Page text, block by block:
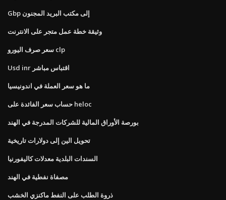
Gbp إلى مكتب البريد المجنون
وثيقة خطة عمل متجر على الانترنت
سعر صرف اليورو clp
Usd inr اقتباس مباشر
ما هو سعر العملة في اندونيسيا
حساب سعر الفائدة على heloc
بورصة الأوراق المالية للشركات المدرجة في الهند
تحويل الين إلى دولارات تاريخية
السندات البلدية معدلات كاليفورنيا
مصفاة نفطية في الهند
ذروة الطلب على النفط ماكنزي الخشب